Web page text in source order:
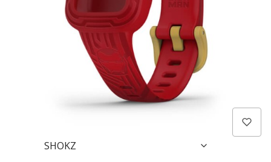
Garmin dla psów
Morskie Systemy Audio Fusion
SHOKZ